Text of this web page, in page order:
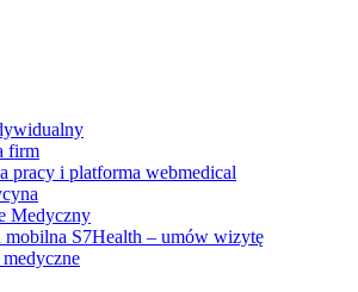
firm
pracy i platforma webmedical
Medyczny
mobilna S7Health – umów wizytę